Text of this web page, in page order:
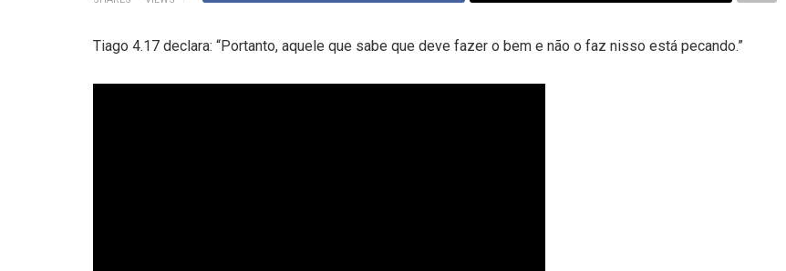
Tiago 4.17 declara: “Portanto, aquele que sabe que deve fazer o bem e não o faz nisso está pecando.”